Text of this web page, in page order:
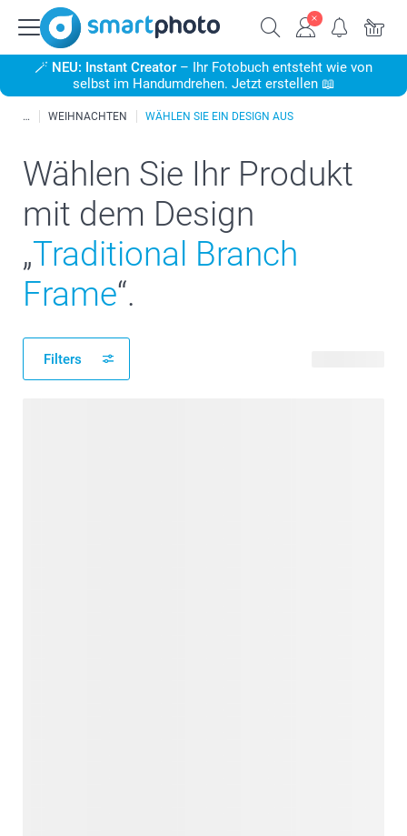
🪄 NEU: Instant Creator – Ihr Fotobuch entsteht wie von
selbst im Handumdrehen. Jetzt erstellen 📖
WEIHNACHTEN WÄHLEN SIE EIN DESIGN AUS
Wählen Sie Ihr Produkt
mit dem Design
„Traditional Branch
Frame“.
Filters